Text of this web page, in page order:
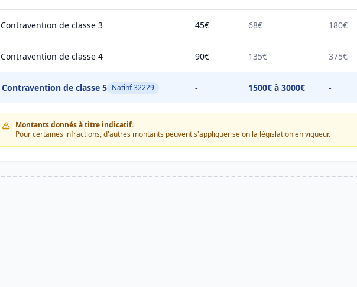
Contravention de classe 3 45€ 68€ 180€
Contravention de classe 4 90€ 135€ 375€
Contravention de classe 5 Natinf 32229 - 1500€ à 3000€ -
Montants donnés à titre indicatif.
Pour certaines infractions, d'autres montants peuvent s'appliquer selon la législation en vigueur.